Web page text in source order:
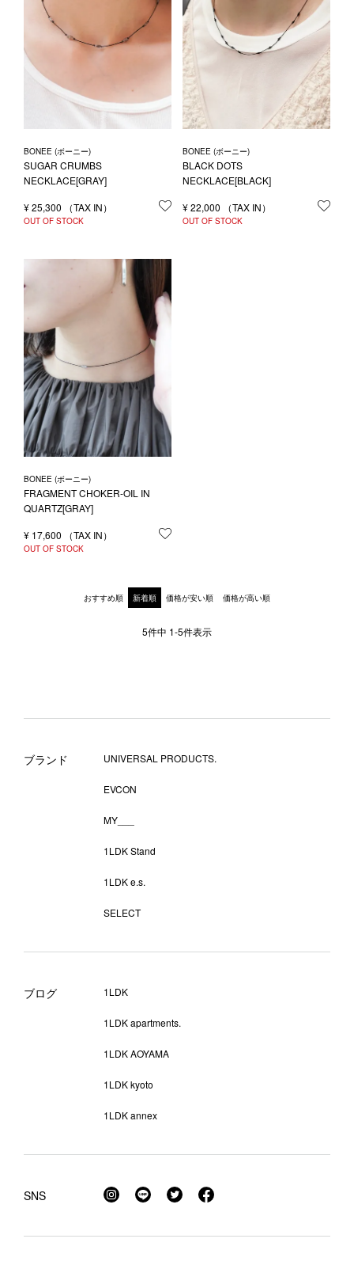
BONEE (ボーニー)
SUGAR CRUMBS
NECKLACE[GRAY]
¥25,300 お気に入りに登録する
OUT OF STOCK
BONEE (ボーニー)
BLACK DOTS
NECKLACE[BLACK]
¥22,000
OUT OF STOCK
BONEE (ボーニー)
FRAGMENT CHOKER-OIL IN
QUARTZ[GRAY]
¥ 17,600
OUT OF STOCK
おすすめ順 新着順 価格が安い順 価格が高い順
5件中 1-5件表示
ブランド UNIVERSAL PRODUCTS.
EVCON
MY___
1LDK Stand
1LDK e.s.
SELECT
ブログ 1LDK
1LDK apartments.
1LDK AOYAMA
1LDK kyoto
1LDK annex
SNS